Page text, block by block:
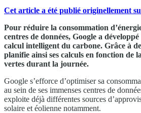
Cet article a été publié originellement
Pour réduire la consommation
centres de données, Google a
calcul intelligent du carbone. Grâce à
planifie ainsi ses calculs en fonction de
vertes durant la journée.
Google s’efforce d’optimiser sa
au sein de ses immenses centres de
exploite déjà différentes sources
solaire et éolienne notamment.